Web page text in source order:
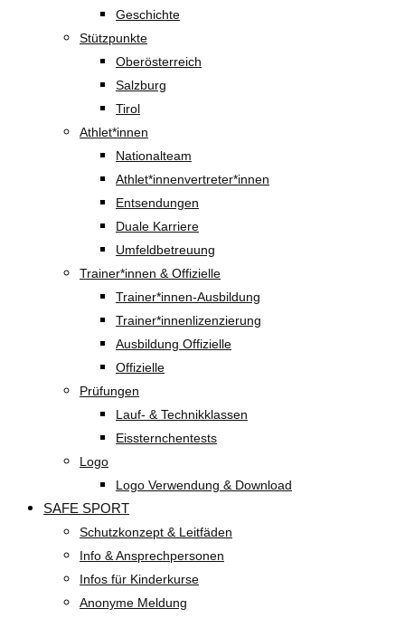
Geschichte
Stützpunkte
Oberösterreich
Salzburg
Tirol
Athlet*innen
Nationalteam
Athlet*innenvertreter*innen
Entsendungen
Duale Karriere
Umfeldbetreuung
Trainer*innen & Offizielle
Trainer*innen-Ausbildung
Trainer*innenlizenzierung
Ausbildung Offizielle
Offizielle
Prüfungen
Lauf- & Technikklassen
Eissternchentests
Logo
Logo Verwendung & Download
SAFE SPORT
Schutzkonzept & Leitfäden
Info & Ansprechpersonen
Infos für Kinderkurse
Anonyme Meldung